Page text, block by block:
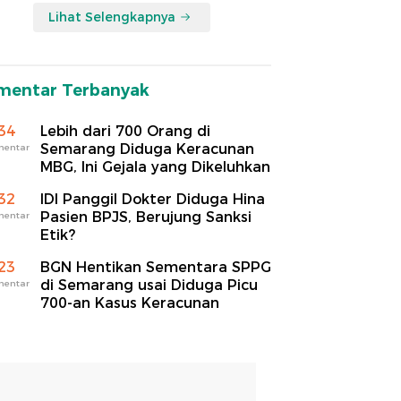
Lihat Selengkapnya
Terbanyak
Lebih dari 700 Orang di
Semarang Diduga Keracunan
MBG, Ini Gejala yang Dikeluhkan
IDI Panggil Dokter Diduga Hina
Pasien BPJS, Berujung Sanksi
Etik?
BGN Hentikan Sementara SPPG
di Semarang usai Diduga Picu
700-an Kasus Keracunan